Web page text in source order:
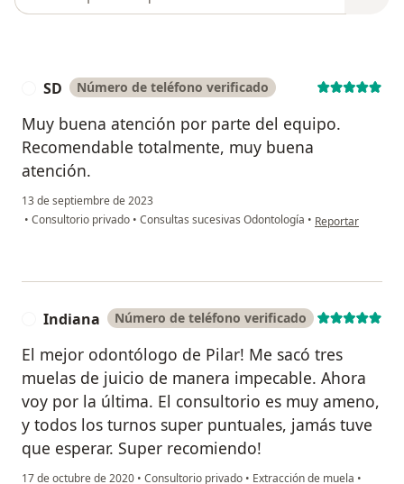
SD Número de teléfono verificado
Muy buena atención por parte del equipo.
Recomendable totalmente, muy buena
atención.
13 de septiembre de 2023
• Consultorio privado • Consultas sucesivas Odontología • en opinión del
Reportar
Indiana Número de teléfono verificado
El mejor odontólogo de Pilar! Me sacó tres
muelas de juicio de manera impecable. Ahora
voy por la última. El consultorio es muy ameno,
y todos los turnos super puntuales, jamás tuve
que esperar. Super recomiendo!
17 de octubre de 2020 • Consultorio privado • Extracción de muela •